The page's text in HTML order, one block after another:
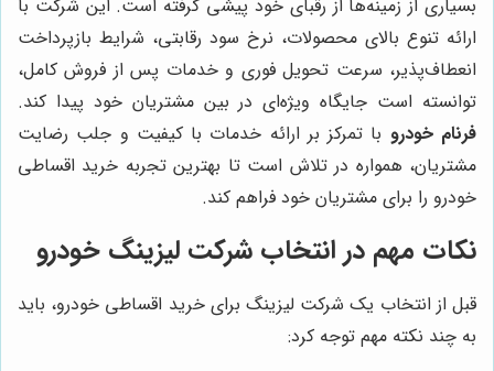
بسیاری از زمینه‌ها از رقبای خود پیشی گرفته است. این شرکت با
ارائه تنوع بالای محصولات، نرخ سود رقابتی، شرایط بازپرداخت
انعطاف‌پذیر، سرعت تحویل فوری و خدمات پس از فروش کامل،
توانسته است جایگاه ویژه‌ای در بین مشتریان خود پیدا کند.
فرنام خودرو با تمرکز بر ارائه خدمات با کیفیت و جلب رضایت
مشتریان، همواره در تلاش است تا بهترین تجربه خرید اقساطی
خودرو را برای مشتریان خود فراهم کند.
نکات مهم در انتخاب شرکت لیزینگ خودرو
قبل از انتخاب یک شرکت لیزینگ برای خرید اقساطی خودرو، باید
به چند نکته مهم توجه کرد: